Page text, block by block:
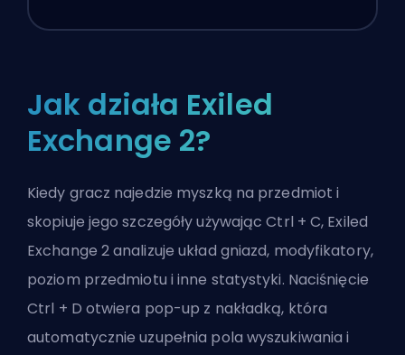
Jak działa Exiled
Exchange 2?
Kiedy gracz najedzie myszką na przedmiot i
skopiuje jego szczegóły używając Ctrl + C, Exiled
Exchange 2 analizuje układ gniazd, modyfikatory,
poziom przedmiotu i inne statystyki. Naciśnięcie
Ctrl + D otwiera pop-up z nakładką, która
automatycznie uzupełnia pola wyszukiwania i